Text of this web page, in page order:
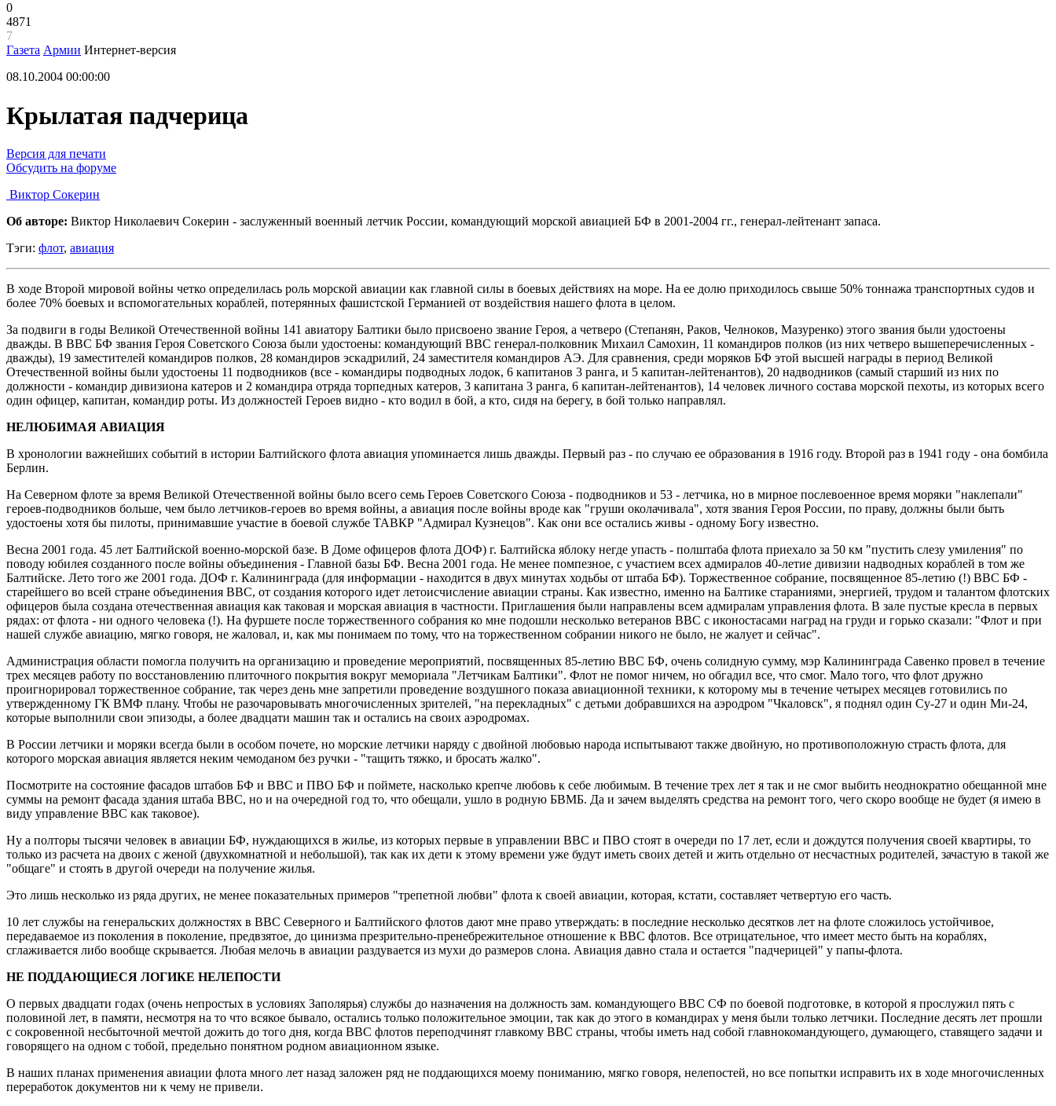
0
4871
7
Газета Армии Интернет-версия
08.10.2004 00:00:00
Крылатая падчерица
Версия для печати
Обсудить на форуме
Виктор Сокерин
Об авторе: Виктор Николаевич Сокерин - заслуженный военный летчик России, командующий морской авиацией БФ в 2001-2004 гг., генерал-лейтенант запаса.
Тэги: флот, авиация
В ходе Второй мировой войны четко определилась роль морской авиации как главной силы в боевых действиях на море. На ее долю приходилось свыше 50% тоннажа транспортных судов и
более 70% боевых и вспомогательных кораблей, потерянных фашистской Германией от воздействия нашего флота в целом.
За подвиги в годы Великой Отечественной войны 141 авиатору Балтики было присвоено звание Героя, а четверо (Степанян, Раков, Челноков, Мазуренко) этого звания были удостоены
дважды. В ВВС БФ звания Героя Советского Союза были удостоены: командующий ВВС генерал-полковник Михаил Самохин, 11 командиров полков (из них четверо вышеперечисленных -
дважды), 19 заместителей командиров полков, 28 командиров эскадрилий, 24 заместителя командиров АЭ. Для сравнения, среди моряков БФ этой высшей награды в период Великой
Отечественной войны были удостоены 11 подводников (все - командиры подводных лодок, 6 капитанов 3 ранга, и 5 капитан-лейтенантов), 20 надводников (самый старший из них по
должности - командир дивизиона катеров и 2 командира отряда торпедных катеров, 3 капитана 3 ранга, 6 капитан-лейтенантов), 14 человек личного состава морской пехоты, из которых всего
один офицер, капитан, командир роты. Из должностей Героев видно - кто водил в бой, а кто, сидя на берегу, в бой только направлял.
НЕЛЮБИМАЯ АВИАЦИЯ
В хронологии важнейших событий в истории Балтийского флота авиация упоминается лишь дважды. Первый раз - по случаю ее образования в 1916 году. Второй раз в 1941 году - она бомбила
Берлин.
На Северном флоте за время Великой Отечественной войны было всего семь Героев Советского Союза - подводников и 53 - летчика, но в мирное послевоенное время моряки "наклепали"
героев-подводников больше, чем было летчиков-героев во время войны, а авиация после войны вроде как "груши околачивала", хотя звания Героя России, по праву, должны были быть
удостоены хотя бы пилоты, принимавшие участие в боевой службе ТАВКР "Адмирал Кузнецов". Как они все остались живы - одному Богу известно.
Весна 2001 года. 45 лет Балтийской военно-морской базе. В Доме офицеров флота ДОФ) г. Балтийска яблоку негде упасть - полштаба флота приехало за 50 км "пустить слезу умиления" по
поводу юбилея созданного после войны объединения - Главной базы БФ. Весна 2001 года. Не менее помпезное, с участием всех адмиралов 40-летие дивизии надводных кораблей в том же
Балтийске. Лето того же 2001 года. ДОФ г. Калининграда (для информации - находится в двух минутах ходьбы от штаба БФ). Торжественное собрание, посвященное 85-летию (!) ВВС БФ -
старейшего во всей стране объединения ВВС, от создания которого идет летоисчисление авиации страны. Как известно, именно на Балтике стараниями, энергией, трудом и талантом флотских
офицеров была создана отечественная авиация как таковая и морская авиация в частности. Приглашения были направлены всем адмиралам управления флота. В зале пустые кресла в первых
рядах: от флота - ни одного человека (!). На фуршете после торжественного собрания ко мне подошли несколько ветеранов ВВС с иконостасами наград на груди и горько сказали: "Флот и при
нашей службе авиацию, мягко говоря, не жаловал, и, как мы понимаем по тому, что на торжественном собрании никого не было, не жалует и сейчас".
Администрация области помогла получить на организацию и проведение мероприятий, посвященных 85-летию ВВС БФ, очень солидную сумму, мэр Калининграда Савенко провел в течение
трех месяцев работу по восстановлению плиточного покрытия вокруг мемориала "Летчикам Балтики". Флот не помог ничем, но обгадил все, что смог. Мало того, что флот дружно
проигнорировал торжественное собрание, так через день мне запретили проведение воздушного показа авиационной техники, к которому мы в течение четырех месяцев готовились по
утвержденному ГК ВМФ плану. Чтобы не разочаровывать многочисленных зрителей, "на перекладных" с детьми добравшихся на аэродром "Чкаловск", я поднял один Су-27 и один Ми-24,
которые выполнили свои эпизоды, а более двадцати машин так и остались на своих аэродромах.
В России летчики и моряки всегда были в особом почете, но морские летчики наряду с двойной любовью народа испытывают также двойную, но противоположную страсть флота, для
которого морская авиация является неким чемоданом без ручки - "тащить тяжко, и бросать жалко".
Посмотрите на состояние фасадов штабов БФ и ВВС и ПВО БФ и поймете, насколько крепче любовь к себе любимым. В течение трех лет я так и не смог выбить неоднократно обещанной мне
суммы на ремонт фасада здания штаба ВВС, но и на очередной год то, что обещали, ушло в родную БВМБ. Да и зачем выделять средства на ремонт того, чего скоро вообще не будет (я имею в
виду управление ВВС как таковое).
Ну а полторы тысячи человек в авиации БФ, нуждающихся в жилье, из которых первые в управлении ВВС и ПВО стоят в очереди по 17 лет, если и дождутся получения своей квартиры, то
только из расчета на двоих с женой (двухкомнатной и небольшой), так как их дети к этому времени уже будут иметь своих детей и жить отдельно от несчастных родителей, зачастую в такой же
"общаге" и стоять в другой очереди на получение жилья.
Это лишь несколько из ряда других, не менее показательных примеров "трепетной любви" флота к своей авиации, которая, кстати, составляет четвертую его часть.
10 лет службы на генеральских должностях в ВВС Северного и Балтийского флотов дают мне право утверждать: в последние несколько десятков лет на флоте сложилось устойчивое,
передаваемое из поколения в поколение, предвзятое, до цинизма презрительно-пренебрежительное отношение к ВВС флотов. Все отрицательное, что имеет место быть на кораблях,
сглаживается либо вообще скрывается. Любая мелочь в авиации раздувается из мухи до размеров слона. Авиация давно стала и остается "падчерицей" у папы-флота.
НЕ ПОДДАЮЩИЕСЯ ЛОГИКЕ НЕЛЕПОСТИ
О первых двадцати годах (очень непростых в условиях Заполярья) службы до назначения на должность зам. командующего ВВС СФ по боевой подготовке, в которой я прослужил пять с
половиной лет, в памяти, несмотря на то что всякое бывало, остались только положительное эмоции, так как до этого в командирах у меня были только летчики. Последние десять лет прошли
с сокровенной несбыточной мечтой дожить до того дня, когда ВВС флотов переподчинят главкому ВВС страны, чтобы иметь над собой главнокомандующего, думающего, ставящего задачи и
говорящего на одном с тобой, предельно понятном родном авиационном языке.
В наших планах применения авиации флота много лет назад заложен ряд не поддающихся моему пониманию, мягко говоря, нелепостей, но все попытки исправить их в ходе многочисленных
переработок документов ни к чему не привели.